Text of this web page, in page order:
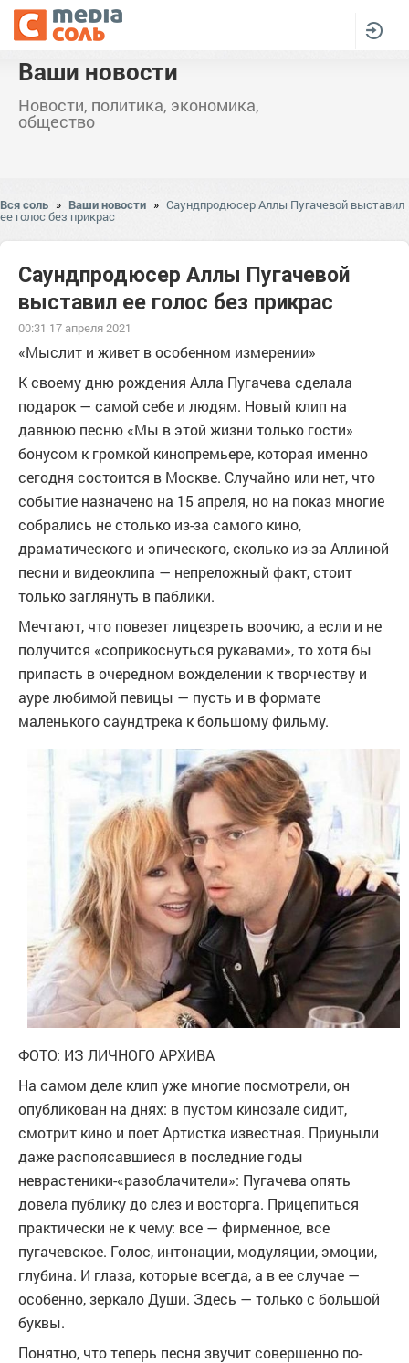
Ваши новости
Новости, политика, экономика,
общество
Вся соль » Ваши новости » Саундпродюсер Аллы Пугачевой выставил
ее голос без прикрас
Саундпродюсер Аллы Пугачевой
выставил ее голос без прикрас
00:31 17 апреля 2021
«Мыслит и живет в особенном измерении»
К своему дню рождения Алла Пугачева сделала
подарок — самой себе и людям. Новый клип на
давнюю песню «Мы в этой жизни только гости»
бонусом к громкой кинопремьере, которая именно
сегодня состоится в Москве. Случайно или нет, что
событие назначено на 15 апреля, но на показ многие
собрались не столько из-за самого кино,
драматического и эпического, сколько из-за Аллиной
песни и видеоклипа — непреложный факт, стоит
только заглянуть в паблики.
Мечтают, что повезет лицезреть воочию, а если и не
получится «соприкоснуться рукавами», то хотя бы
припасть в очередном вожделении к творчеству и
ауре любимой певицы — пусть и в формате
маленького саундтрека к большому фильму.
ФОТО: ИЗ ЛИЧНОГО АРХИВА
На самом деле клип уже многие посмотрели, он
опубликован на днях: в пустом кинозале сидит,
смотрит кино и поет Артистка известная. Приуныли
даже распоясавшиеся в последние годы
неврастеники-«разоблачители»: Пугачева опять
довела публику до слез и восторга. Прицепиться
практически не к чему: все — фирменное, все
пугачевское. Голос, интонации, модуляции, эмоции,
глубина. И глаза, которые всегда, а в ее случае —
особенно, зеркало Души. Здесь — только с большой
буквы.
Понятно, что теперь песня звучит совершенно по-